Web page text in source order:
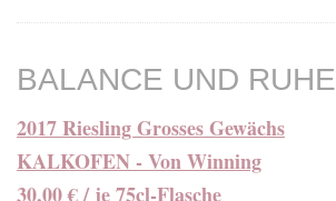
BALANCE UND RUHE
2017 Riesling Grosses Gewächs
KALKOFEN - Von Winning
30,00 € / je 75cl-Flasche